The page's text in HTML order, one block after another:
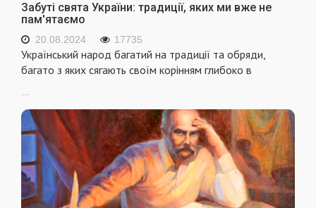
Забуті свята України: традиції, яких ми вже не
пам'ятаємо
20.08.2024 17735
Український народ багатий на традиції та обряди,
багато з яких сягають своїм корінням глибоко в
...